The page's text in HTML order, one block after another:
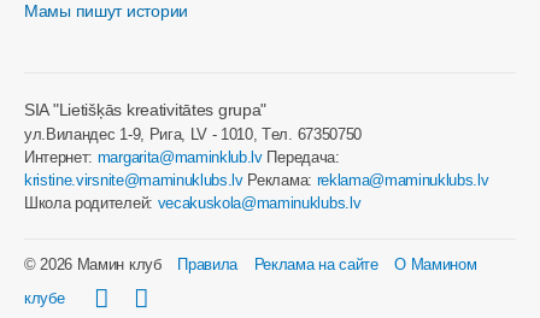
Мамы пишут истории
SIA "Lietišķās kreativitātes grupa"
ул.Виландес 1-9, Рига, LV - 1010, Tел. 67350750
Интернет: margarita@maminklub.lvПередача:
kristine.virsnite@maminuklubs.lvРеклама: reklama@maminuklubs.lv
Школа родителей: vecakuskola@maminuklubs.lv
© 2026 Мамин клуб Правила Реклама на сайте
О Мамином
клубе